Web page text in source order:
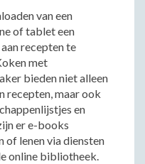
van een
of tablet een
recepten te
met
bieden niet alleen
recepten, maar ook
en
er e-books
of lenen via diensten
online bibliotheek.